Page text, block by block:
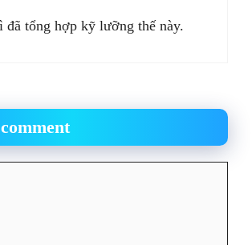
đã tổng hợp kỹ lưỡng thế này.